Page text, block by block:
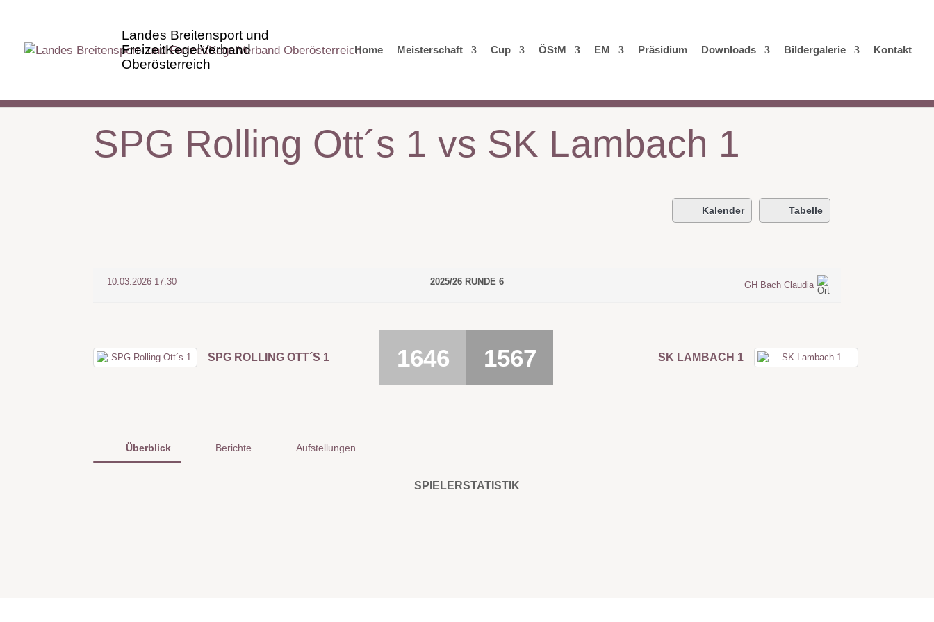
Home Meisterschaft Cup ÖStM EM Präsidium Downloads Bildergalerie Kontakt
SPG Rolling Ott´s 1 vs SK Lambach 1
Kalender Tabelle
10.03.2026 17:30 2025/26 RUNDE 6 GH Bach Claudia
SPG ROLLING OTT´S 1 SK LAMBACH 1
1646 1567
Überblick Berichte Aufstellungen
SPIELERSTATISTIK